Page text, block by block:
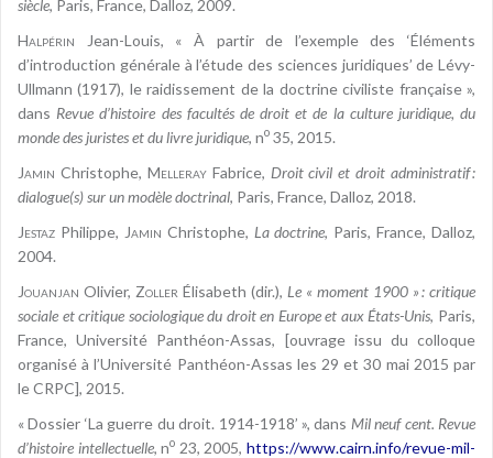
siècle, Paris, France, Dalloz, 2009.
Halpérin Jean-Louis, « À partir de l’exemple des ‘Éléments
d’introduction générale à l’étude des sciences juridiques’ de Lévy-
Ullmann (1917), le raidissement de la doctrine civiliste française »,
dans Revue d’histoire des facultés de droit et de la culture juridique, du
monde des juristes et du livre juridique, no 35, 2015.
Jamin Christophe, MellerayFabrice, Droit civil et droit administratif :
dialogue(s) sur un modèle doctrinal, Paris, France, Dalloz, 2018.
Jestaz Philippe, Jamin Christophe, La doctrine, Paris, France, Dalloz,
2004.
Jouanjan Olivier, Zoller Élisabeth (dir.), Le « moment 1900 » : critique
sociale et critique sociologique du droit en Europe et aux États-Unis, Paris,
France, Université Panthéon-Assas, [ouvrage issu du colloque
organisé à l’Université Panthéon-Assas les 29 et 30 mai 2015 par
le CRPC], 2015.
« Dossier ‘La guerre du droit. 1914-1918’ », dans Mil neuf cent. Revue
d’histoire intellectuelle, no 23, 2005,https://www.cairn.info/revue-mil-